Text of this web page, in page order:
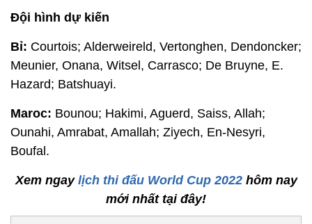
Đội hình dự kiến
Bỉ: Courtois; Alderweireld, Vertonghen, Dendoncker;
Meunier, Onana, Witsel, Carrasco; De Bruyne, E.
Hazard; Batshuayi.
Maroc: Bounou; Hakimi, Aguerd, Saiss, Allah;
Ounahi, Amrabat, Amallah; Ziyech, En-Nesyri,
Boufal.
Xem ngay lịch thi đấu World Cup 2022hôm nay
mới nhất tại đây!